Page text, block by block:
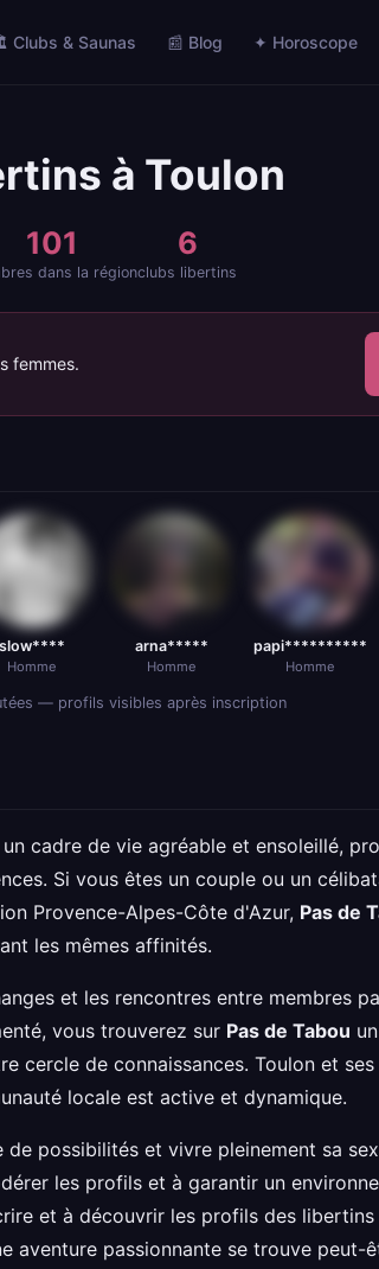
Clubs & Saunas 📰 Blog ✦ Horoscope
à Toulon
101
dans la région
6
clubs libertins
femmes.
slow****
Homme
arna*****
Homme
papi**********
Homme
— profils visibles après inscription
cadre de vie agréable et ensoleillé,
Si vous êtes un couple ou un
Provence-Alpes-Côte d'Azur, Pas de
les mêmes affinités.
et les rencontres entre membres
vous trouverez sur Pas de Tabou
cercle de connaissances. Toulon et
locale est active et dynamique.
de possibilités et vivre pleinement sa
les profils et à garantir un
et à découvrir les profils des
aventure passionnante se trouve peut-